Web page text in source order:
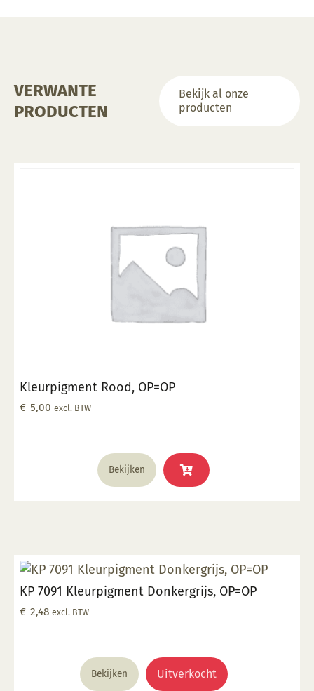
VERWANTE
PRODUCTEN
Bekijk al onze
producten
Kleurpigment Rood, OP=OP
€ 5,00 excl. BTW
Bekijken
KP 7091 Kleurpigment Donkergrijs, OP=OP
€ 2,48 excl. BTW
Bekijken Uitverkocht